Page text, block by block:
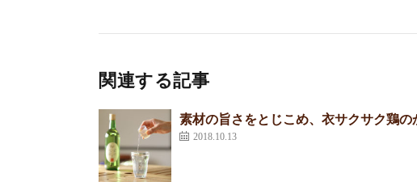
関連する記事
素材の旨さをとじこめ、衣サクサク鶏の
2018.10.13